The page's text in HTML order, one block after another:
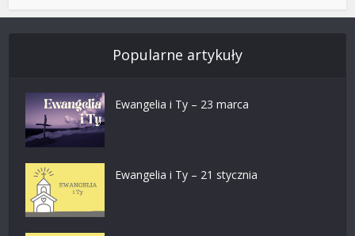
Popularne artykuły
Ewangelia i Ty – 23 marca
Ewangelia i Ty – 21 stycznia